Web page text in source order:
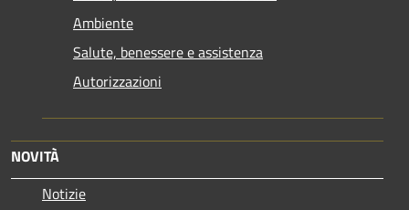
Ambiente
Salute, benessere e assistenza
Autorizzazioni
NOVITÀ
Notizie